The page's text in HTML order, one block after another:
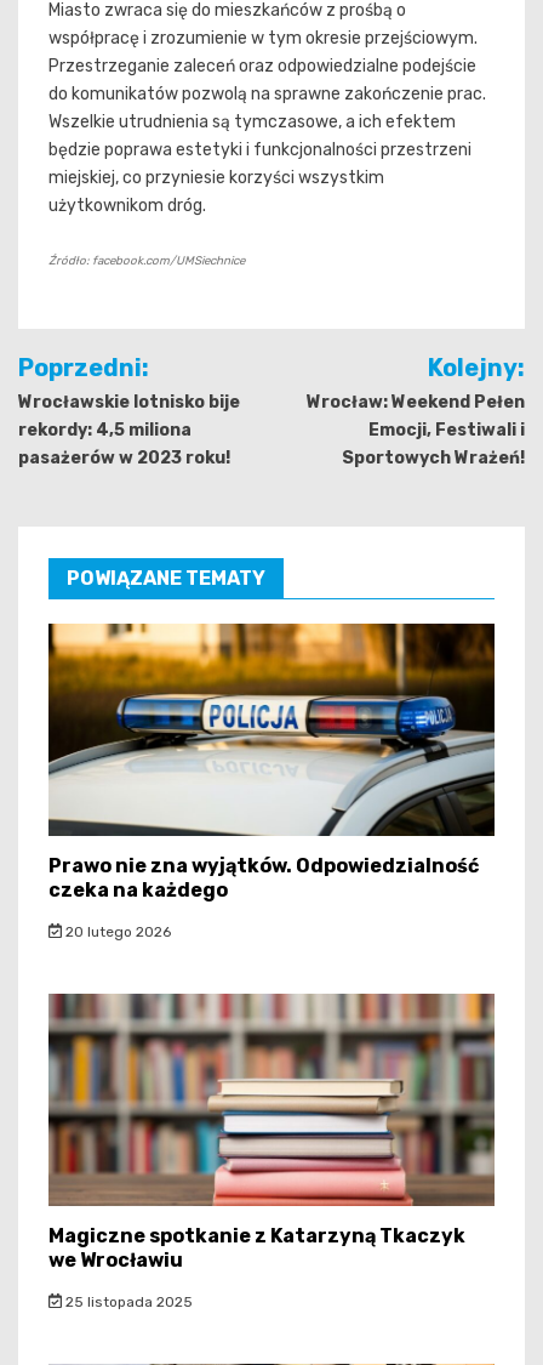
Miasto zwraca się do mieszkańców z prośbą o
współpracę i zrozumienie w tym okresie przejściowym.
Przestrzeganie zaleceń oraz odpowiedzialne podejście
do komunikatów pozwolą na sprawne zakończenie prac.
Wszelkie utrudnienia są tymczasowe, a ich efektem
będzie poprawa estetyki i funkcjonalności przestrzeni
miejskiej, co przyniesie korzyści wszystkim
użytkownikom dróg.
Źródło: facebook.com/UMSiechnice
Nawigacja
wpisu
Poprzedni:
Wrocławskie lotnisko bije
rekordy: 4,5 miliona
pasażerów w 2023 roku!
Kolejny:
Wrocław: Weekend Pełen
Emocji, Festiwali i
Sportowych Wrażeń!
POWIĄZANE TEMATY
Prawo nie zna wyjątków. Odpowiedzialność
czeka na każdego
20 lutego 2026
Magiczne spotkanie z Katarzyną Tkaczyk
we Wrocławiu
25 listopada 2025